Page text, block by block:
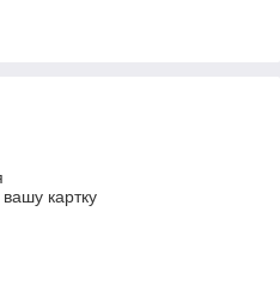
картку